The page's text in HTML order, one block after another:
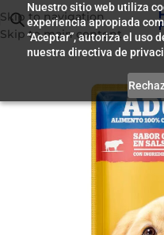
Nuestro sitio web utiliza
experiencia apropiada
“Aceptar”, autoriza el uso
nuestra directiva de
Skip to navigation
Skip to main content
Inicio/Humedo para Perros